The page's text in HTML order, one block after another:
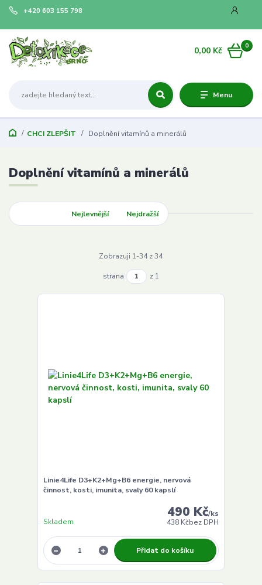
Menu
+420 603 155 798
0
0,00 Kč
CHCI ZLEPŠIT Doplnění vitamínů a minerálů
Doplnění vitamínů a minerálů
Nejlevnější Nejdražší
Zobrazuji 1-34 z 34
strana z 1
Linie4Life D3+K2+Mg+B6 energie, nervová
činnost, kosti, imunita, svaly 60 kapslí
490 Kč/ks
438 Kčbez DPH
Skladem
Přidat do košíku